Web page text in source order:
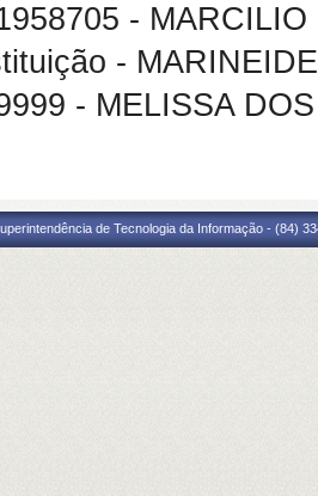
-
-
- MELISSA
de Tecnologia da Informação - (84)